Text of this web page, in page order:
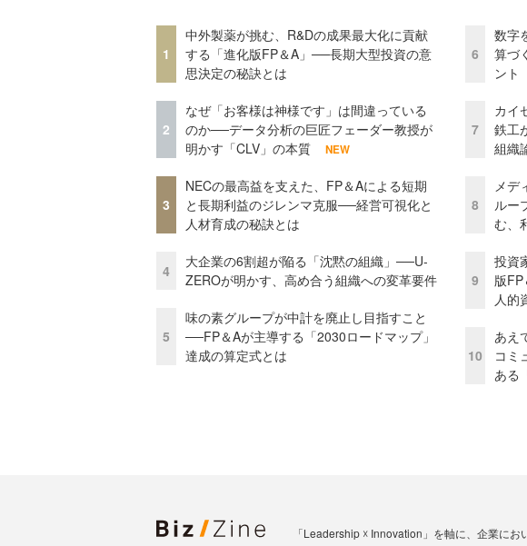
1
中外製薬が挑む、R&Dの成果最大化に貢献
する「進化版FP＆A」──長期大型投資の意
思決定の秘訣とは
2
なぜ「お客様は神様です」は間違っている
のか──データ分析の巨匠フェーダー教授が
明かす「CLV」の本質
NEW
3
NECの最高益を支えた、FP＆Aによる短期
と長期利益のジレンマ克服──経営可視化と
人材育成の秘訣とは
4
大企業の6割超が陥る「沈黙の組織」──U-
ZEROが明かす、高め合う組織への変革要件
5
味の素グループが中計を廃止し目指すこと
──FP＆Aが主導する「2030ロードマップ」
達成の算定式とは
6
数字
算づ
ント
7
カイ
鉄工
組織
8
メデ
ルー
む、
9
投資
版
人的
10
あえ
コミ
ある
「Leadership ☓ Innovation」を軸に、企業に